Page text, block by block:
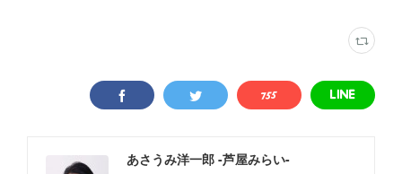
あさうみ洋一郎 -芦屋みらい-